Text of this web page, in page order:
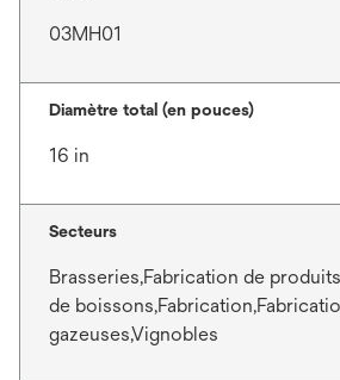
03MH01
Diamètre total (en pouces)
16 in
Secteurs
Brasseries,Fabrication de
de
gazeuses,Vignobles